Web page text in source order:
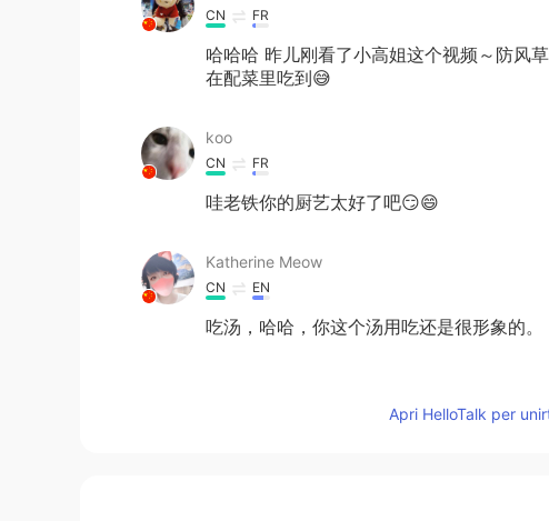
CN FR
哈哈哈 昨儿刚看了小高姐这个视频～防风
在配菜里吃到😅
koo
CN FR
哇老铁你的厨艺太好了吧😏😄
Katherine Meow
CN EN
吃汤，哈哈，你这个汤用吃还是很形象的。
Apri HelloTalk per